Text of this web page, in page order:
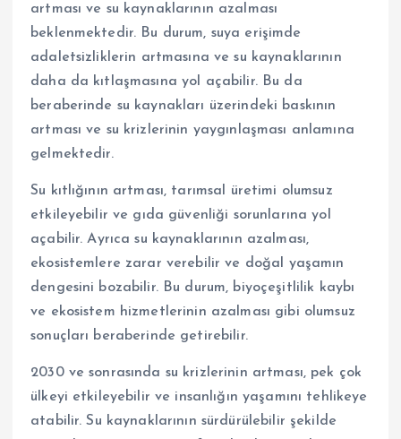
artması ve su kaynaklarının azalması
beklenmektedir. Bu durum, suya erişimde
adaletsizliklerin artmasına ve su kaynaklarının
daha da kıtlaşmasına yol açabilir. Bu da
beraberinde su kaynakları üzerindeki baskının
artması ve su krizlerinin yaygınlaşması anlamına
gelmektedir.
Su kıtlığının artması, tarımsal üretimi olumsuz
etkileyebilir ve gıda güvenliği sorunlarına yol
açabilir. Ayrıca su kaynaklarının azalması,
ekosistemlere zarar verebilir ve doğal yaşamın
dengesini bozabilir. Bu durum, biyoçeşitlilik kaybı
ve ekosistem hizmetlerinin azalması gibi olumsuz
sonuçları beraberinde getirebilir.
2030 ve sonrasında su krizlerinin artması, pek çok
ülkeyi etkileyebilir ve insanlığın yaşamını tehlikeye
atabilir. Su kaynaklarının sürdürülebilir şekilde